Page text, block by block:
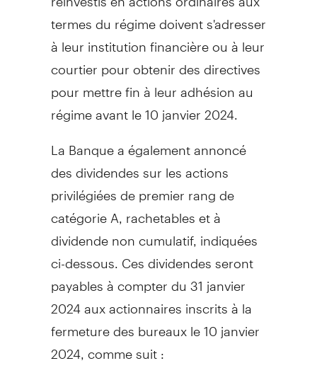
termes du régime doivent s'adresser
à leur institution financière ou à leur
courtier pour obtenir des directives
pour mettre fin à leur adhésion au
régime avant le 10 janvier 2024.
La Banque a également annoncé
des dividendes sur les actions
privilégiées de premier rang de
catégorie A, rachetables et à
dividende non cumulatif, indiquées
ci-dessous. Ces dividendes seront
payables à compter du 31 janvier
2024 aux actionnaires inscrits à la
fermeture des bureaux le 10 janvier
2024, comme suit :